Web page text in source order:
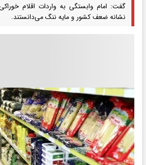
گفت: امام وابستگی به واردات اقلام
نشانه ضعف کشور و مایه ننگ می‌دانستند.